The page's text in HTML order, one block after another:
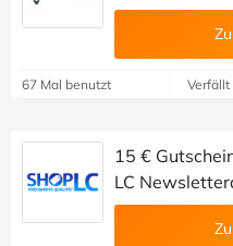
67 Mal benutzt Verfällt
15 €
LC